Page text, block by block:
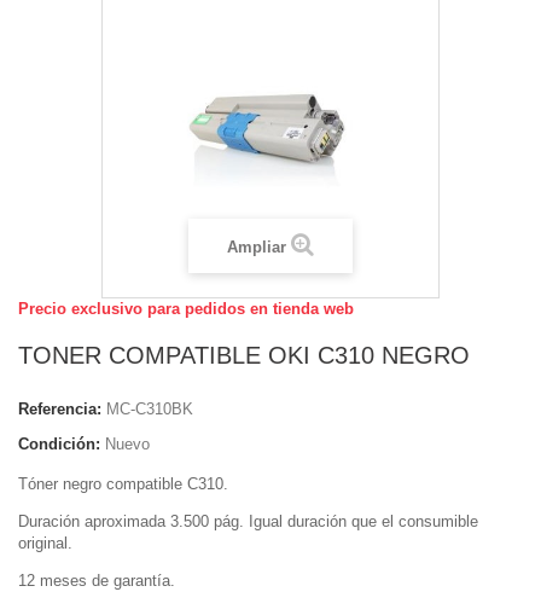
Ampliar
Precio exclusivo para pedidos en tienda web
TONER COMPATIBLE OKI C310 NEGRO
Referencia: MC-C310BK
Condición: Nuevo
Tóner negro compatible C310.
Duración aproximada 3.500 pág. Igual duración que el consumible
original.
12 meses de garantía.